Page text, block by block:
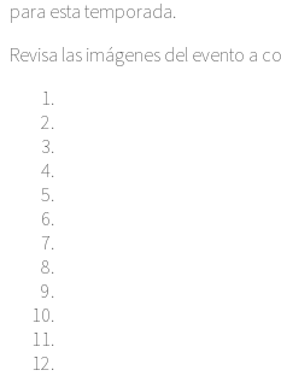
para esta temporada.
Revisa las imágenes del evento a